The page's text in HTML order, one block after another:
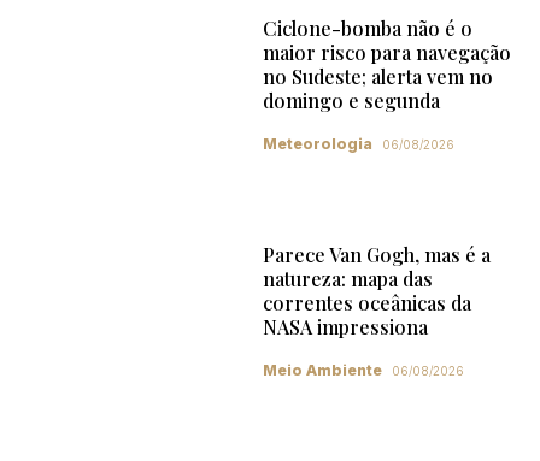
Ciclone-bomba não é o
maior risco para navegação
no Sudeste; alerta vem no
domingo e segunda
Meteorologia 06/08/2026
Parece Van Gogh, mas é a
natureza: mapa das
correntes oceânicas da
NASA impressiona
Meio Ambiente 06/08/2026